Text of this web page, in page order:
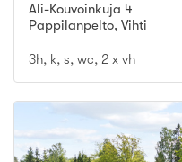
Ali-Kouvoinkuja 4
Pappilanpelto, Vihti
3h, k, s, wc, 2 x vh